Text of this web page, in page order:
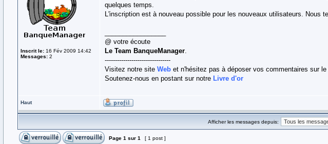
Inscrit le: 16 Fév 2009 14:42
Messages: 2
quelques temps.
L'inscription est à nouveau possible pour les nouveaux utilisateurs. Nous
@ votre écoute
Le Team BanqueManager.
--------------------------------
Visitez notre site Web et n'hésitez pas à déposer vos commentaires sur
Soutenez-nous en postant sur notre Livre d'or
Haut
Afficher les messages depuis:
Page 1 sur 1 [ 1 post ]